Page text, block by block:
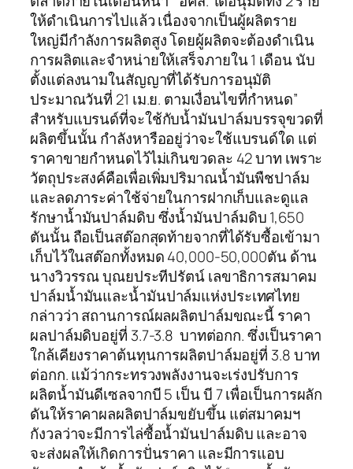
ให้ดำเนินการไปแล้ว เนื่องจากเป็นผู้ผลิตราย
ใหญ่มีกำลังการผลิตสูง โดยผู้ผลิตจะต้องดำเนิน
การผลิตและจำหน่ายให้เสร็จภายใน 1 เดือน นับ
ตั้งแต่ลงนามในสัญญาที่ได้รับการอนุมัติ
ประมาณวันที่ 21 เม.ย. ตามเงื่อนไขที่กำหนด”
สำหรับแบรนด์ที่จะใช้กับน้ำมันปาล์มบรรจุขวดที่
ผลิตขึ้นนั้น กำลังหารืออยู่ว่าจะใช้แบรนด์ใด แต่
ราคาขายกำหนดไว้ไม่เกินขวดละ 42 บาท เพราะ
วัตถุประสงค์คือเพื่อเพิ่มปริมาณน้ำมันพืชปาล์ม
และลดภาระค่าใช้จ่ายในการฝากเก็บและดูแล
รักษาน้ำมันปาล์มดิบ ซึ่งน้ำมันปาล์มดิบ 1,650
ตันนั้น ถือเป็นสต๊อกสุดท้ายจากที่ได้รับซื้อเข้ามา
เก็บไว้ในสต๊อกทั้งหมด 40,000-50,000ตัน ด้าน
นางวิวรรณ บุณยประทีปรัตน์ เลขาธิการสมาคม
ปาล์มน้ำมันและน้ำมันปาล์มแห่งประเทศไทย
กล่าวว่า สถานการณ์ผลผลิตปาล์มขณะนี้ ราคา
ผลปาล์มดิบอยู่ที่ 3.7-3.8 บาทต่อกก. ซึ่งเป็นราคา
ใกล้เคียงราคาต้นทุนการผลิตปาล์มอยู่ที่ 3.8 บาท
ต่อกก. แม้ว่ากระทรวงพลังงานจะเร่งปรับการ
ผลิตน้ำมันดีเซลจากบี 5 เป็น บี 7 เพื่อเป็นการผลัก
ดันให้ราคาผลผลิตปาล์มขยับขึ้น แต่สมาคมฯ
กังวลว่าจะมีการไล่ซื้อน้ำมันปาล์มดิบ และอาจ
จะส่งผลให้เกิดการปั่นราคา และมีการแอบ